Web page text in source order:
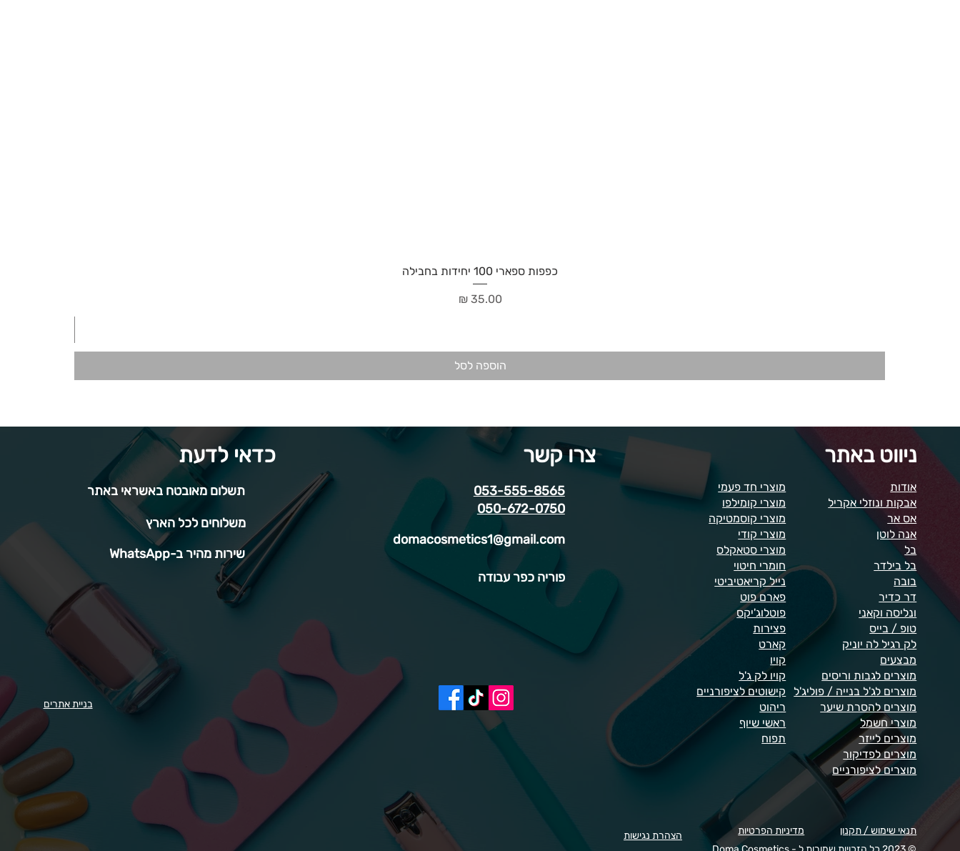
כפפות ספארי 100 יחידות בחבילה
מחיר‏35.00 ‏₪
הוספה לסל
כדאי לדעת
תשלום מאובטח באשראי באתר
משלוחים לכל הארץ
שירות מהיר ב-WhatsApp
בניית אתרים
צרו קשר
053-555-8565
050-672-0750
domacosmetics1@gmail.com
פוריה כפר עבודה
ניווט באתר
מוצרי חד פעמי
מוצרי קומילפו
מוצרי קוסמטיקה
מוצרי קודי
מוצרי סטאקלס
חומרי חיטוי
נייל קריאטיביטי
פארם פוט
פוטלוג'יקס
פצירות
קארט
קויו
קויו לק ג'ל
קישוטים לציפורניים
ריהוט
ראשי שיוף
תפוח
אודות
אבקות ונוזלי אקריל
אס אר
אנה לוטן
בל
בל בילדר
בובה
דר כדיר
ונליסה וקאני
טופ / בייס
לק רגיל לה יוניק
מבצעים
מוצרים לגבות וריסים
מוצרים לג'ל בנייה / פוליג'ל
מוצרים להסרת שיער
מוצרי חשמל
מוצרים לייזר
מוצרים לפדיקור
מוצרים לציפורניים
מדיניות הפרטיות
תנאי שימוש / תקנון
הצהרת נגישות